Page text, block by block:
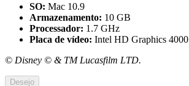
SO: Mac 10.9
Armazenamento: 10 GB
Processador: 1.7 GHz
Placa de vídeo: Intel HD Graphics 4000
© Disney © & TM Lucasfilm LTD.
Desejo